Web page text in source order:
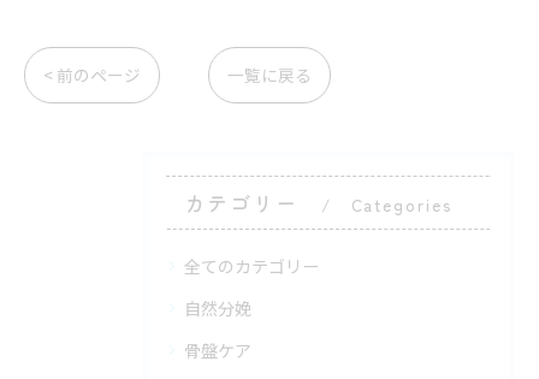
< 前のページ 一覧に戻る
カテゴリー Categories
全てのカテゴリー
自然分娩
骨盤ケア